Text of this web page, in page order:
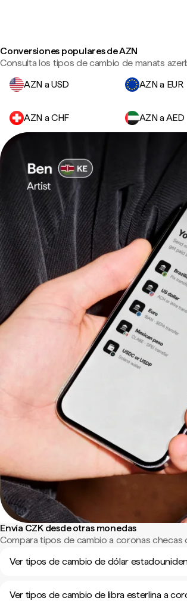
Conversiones populares de AZN
Consulta los tipos de cambio de manats
AZN a USD
AZN a EUR
AZN a CHF AZN a AED
Envía CZK desde otras monedas
Compara tipos de cambio a coronas
Ver tipos de cambio de dólar
Ver tipos de cambio de libra esterlina a